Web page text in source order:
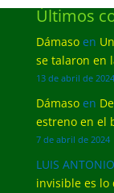
Últimos
Dámasoen
se talaron en
13 de abril de 2024
Dámasoen
estreno en el
7 de abril de 2024
LUIS
invisible es lo